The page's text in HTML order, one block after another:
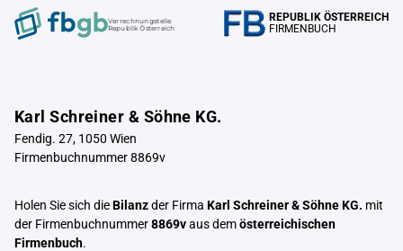
Verrechnungstelle
Republik Österreich
REPUBLIK ÖSTERREICH
FIRMENBUCH
Karl Schreiner & Söhne KG.
Fendig. 27, 1050 Wien
Firmenbuchnummer 8869v
Holen Sie sich dieBilanzder Firma Karl Schreiner & Söhne KG. mit
der Firmenbuchnummer8869vaus demösterreichischen
Firmenbuch.